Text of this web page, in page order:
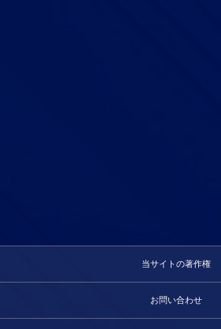
当サイトの著作権
お問い合わせ